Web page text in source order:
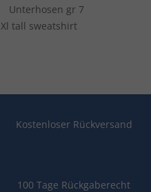
Unterhosen gr 7
Xl tall sweatshirt
Kostenloser Rückversand
100 Tage Rückgaberecht